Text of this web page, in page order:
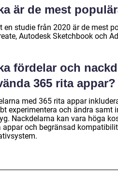
är de mest
en studie från 2020 är de mest
Autodesk Sketchbook och
fördelar och
365 rita appar?
med 365 rita appar
experimentera och ändra
Nackdelarna kan vara höga
appar och begränsad